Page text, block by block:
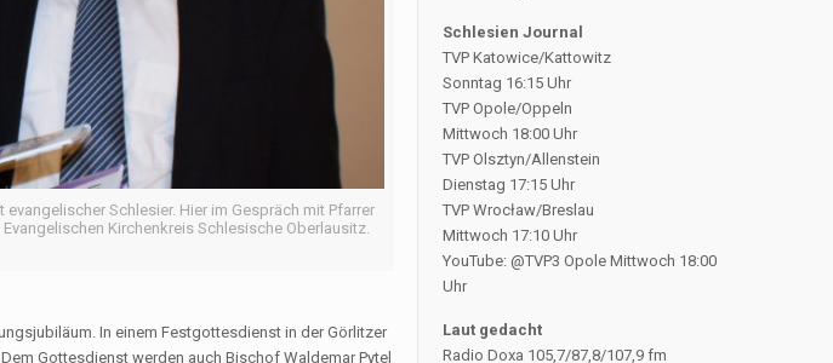
Schlesier. Hier im Gespräch mit Pfarrer
Kirchenkreis Schlesische Oberlausitz.
In einem Festgottesdienst in der Görlitzer
Gottesdienst werden auch Bischof Waldemar Pytel
Schlesien Journal
TVP Katowice/Kattowitz
Sonntag 16:15 Uhr
TVP Opole/Oppeln
Mittwoch 18:00 Uhr
TVP Olsztyn/Allenstein
Dienstag 17:15 Uhr
TVP Wrocław/Breslau
Mittwoch 17:10 Uhr
YouTube: @TVP3 Opole Mittwoch 18:00
Uhr
Laut gedacht
Radio Doxa 105,7/87,8/107,9 fm